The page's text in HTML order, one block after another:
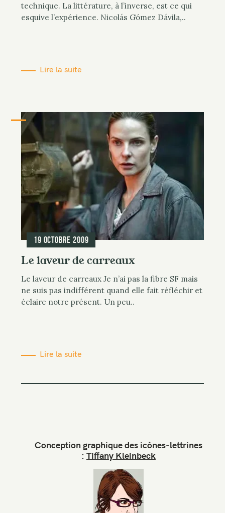
technique. La littérature, à l’inverse, est ce qui
esquive l’expérience. Nicolás Gómez Dávila,..
Lire la suite
19 octobre 2009
Le laveur de carreaux
Le laveur de carreaux Je n’ai pas la fibre SF mais
ne suis pas indifférent quand elle fait réfléchir et
éclaire notre présent. Un peu..
Lire la suite
Conception graphique des icônes-lettrines
: Tiffany Kleinbeck